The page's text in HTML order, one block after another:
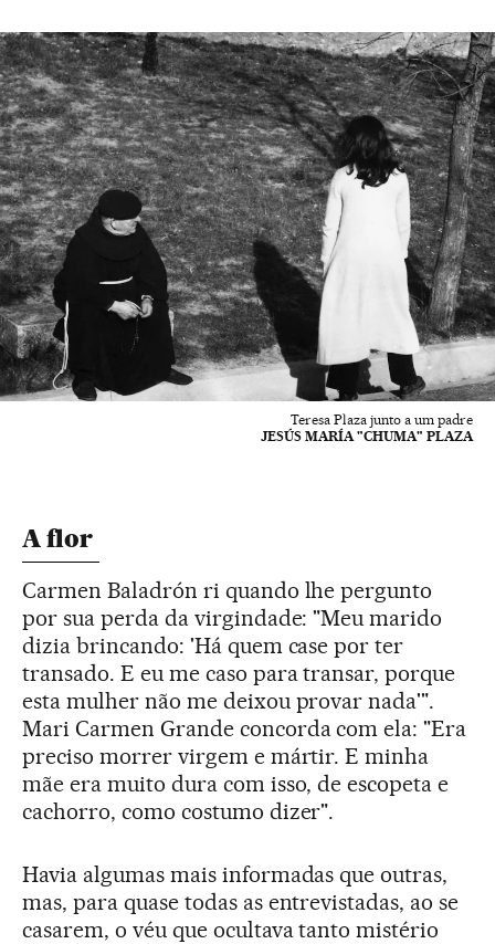
Teresa Plaza junto a um padre
JESÚS MARÍA "CHUMA" PLAZA
A flor
Carmen Baladrón ri quando lhe pergunto
por sua perda da virgindade: "Meu marido
dizia brincando: 'Há quem case por ter
transado. E eu me caso para transar, porque
esta mulher não me deixou provar nada'".
Mari Carmen Grande concorda com ela: "Era
preciso morrer virgem e mártir. E minha
mãe era muito dura com isso, de escopeta e
cachorro, como costumo dizer".
Havia algumas mais informadas que outras,
mas, para quase todas as entrevistadas, ao se
casarem, o véu que ocultava tanto mistério